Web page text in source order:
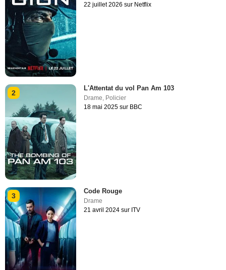
22 juillet 2026 sur Netflix
2
L'Attentat du vol Pan Am 103
Drame, Policier
18 mai 2025 sur BBC
3
Code Rouge
Drame
21 avril 2024 sur ITV